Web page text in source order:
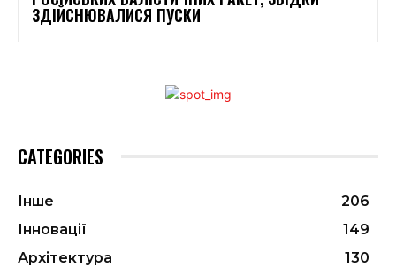
ЗДІЙСНЮВАЛИСЯ ПУСКИ
CATEGORIES
Інше
206
Інновації
149
Архітектура
130